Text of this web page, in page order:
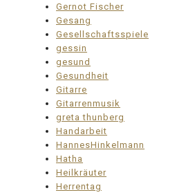
Gernot Fischer
Gesang
Gesellschaftsspiele
gessin
gesund
Gesundheit
Gitarre
Gitarrenmusik
greta thunberg
Handarbeit
HannesHinkelmann
Hatha
Heilkräuter
Herrentag